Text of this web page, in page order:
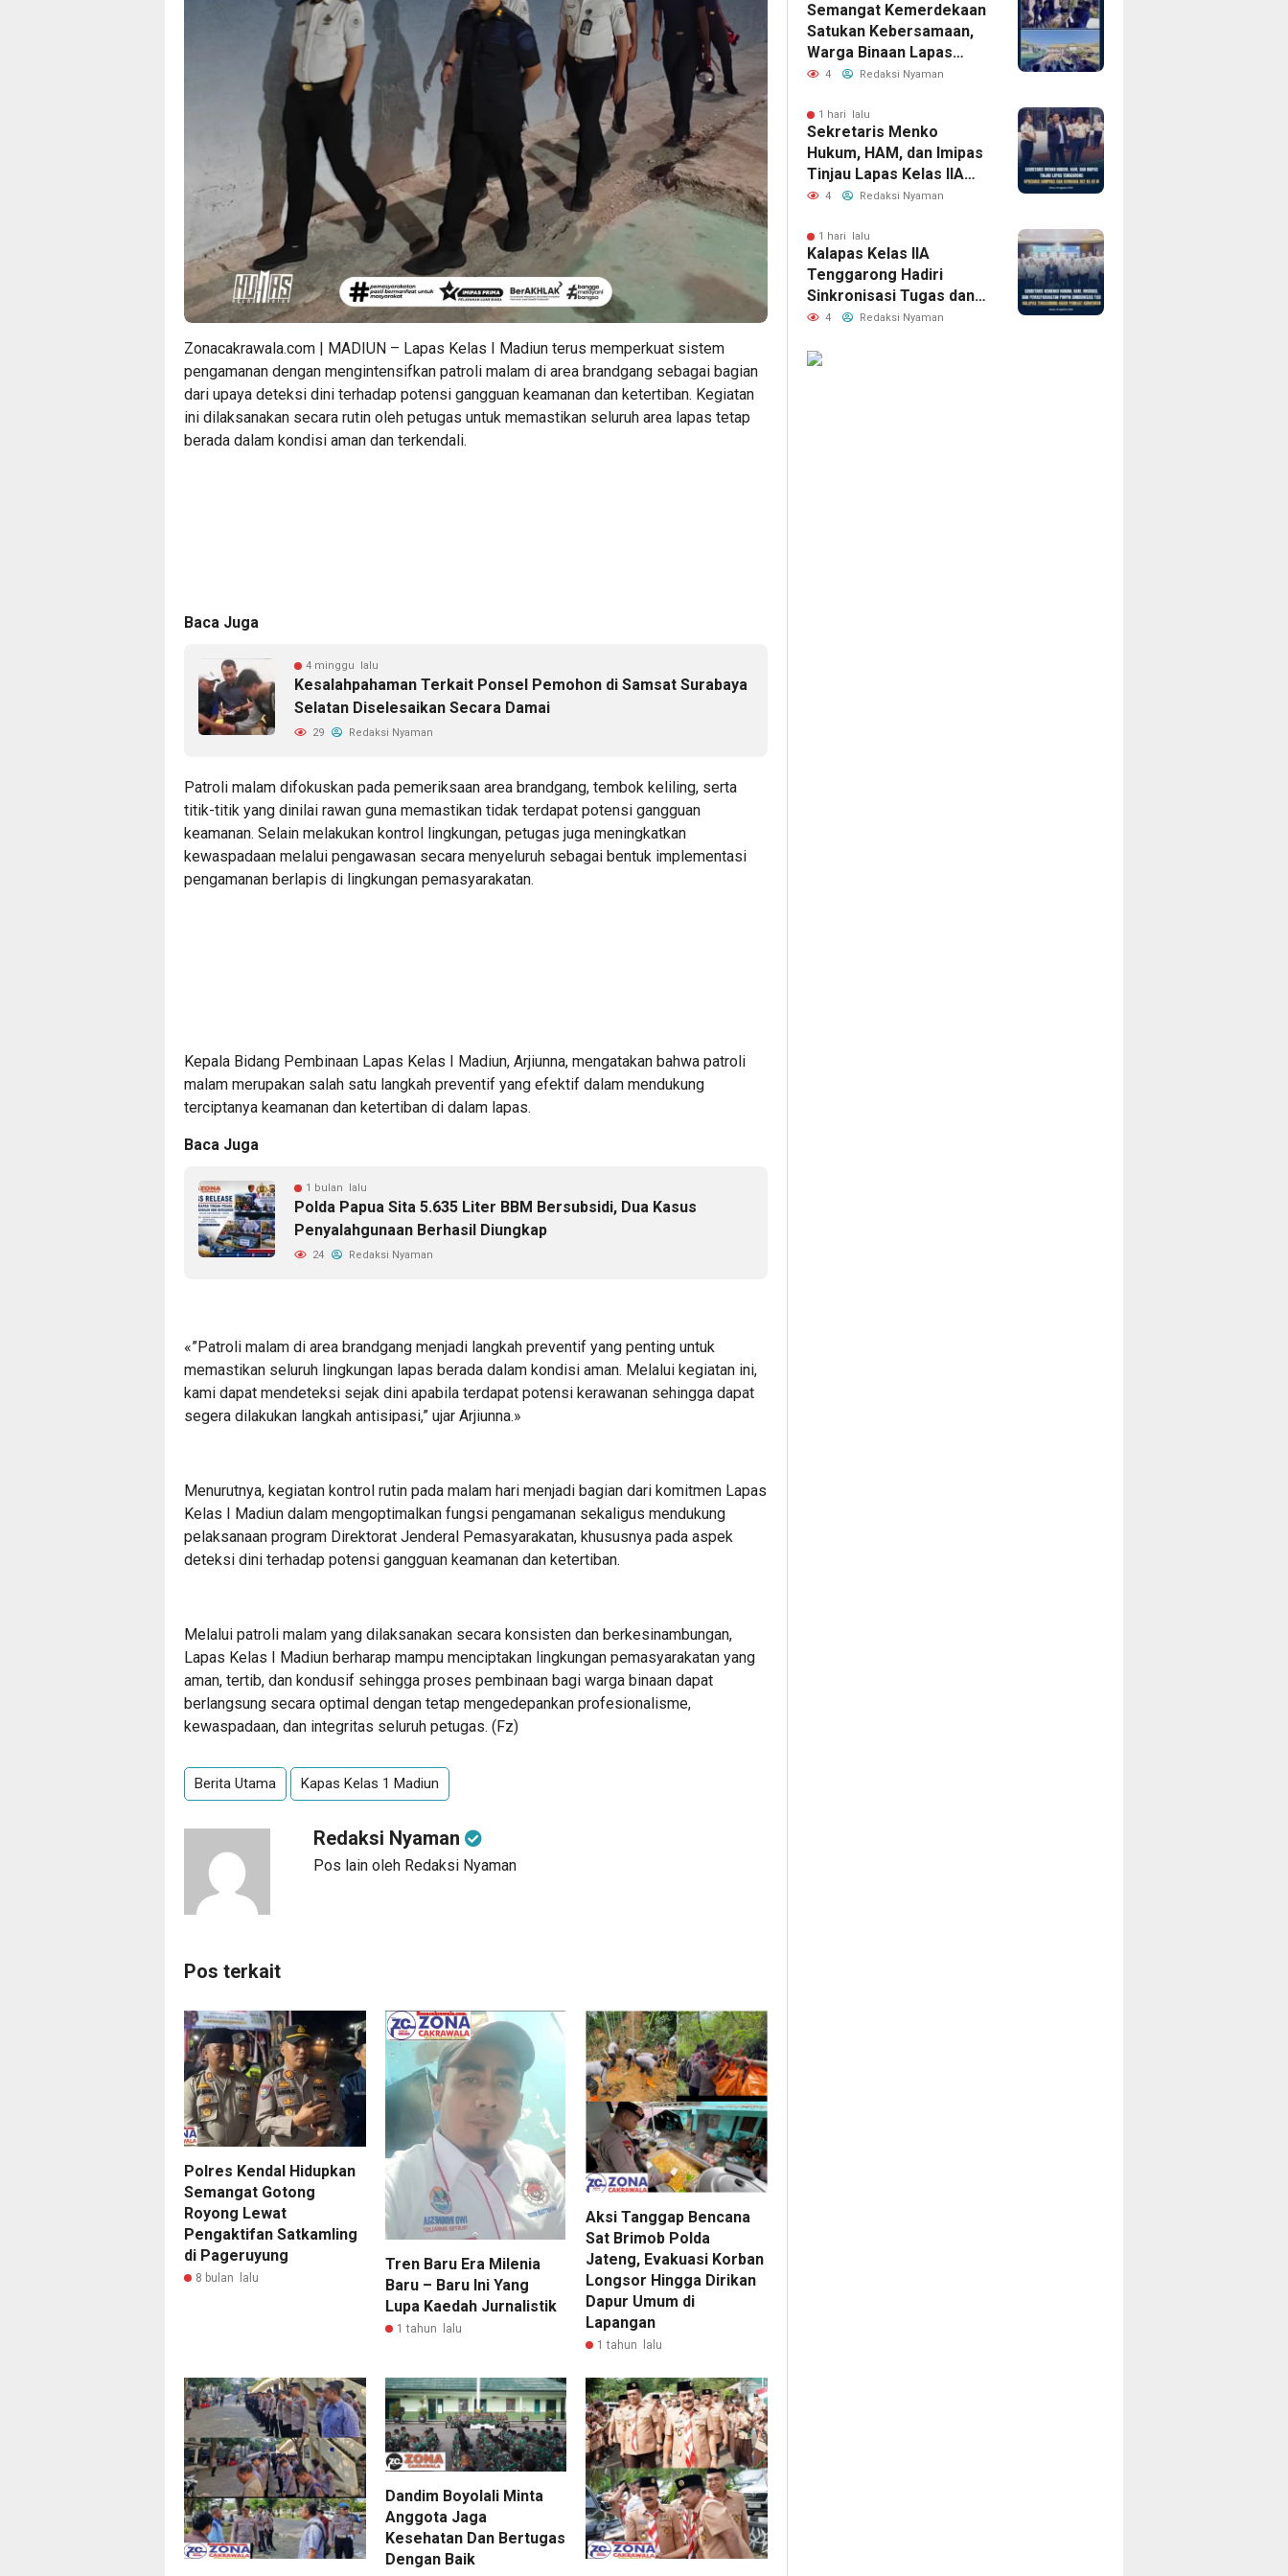
Zonacakrawala.com | MADIUN – Lapas Kelas I Madiun terus memperkuat sistem
pengamanan dengan mengintensifkan patroli malam di area brandgang sebagai bagian
dari upaya deteksi dini terhadap potensi gangguan keamanan dan ketertiban. Kegiatan
ini dilaksanakan secara rutin oleh petugas untuk memastikan seluruh area lapas tetap
berada dalam kondisi aman dan terkendali.
Baca Juga
4 minggu lalu
Kesalahpahaman Terkait Ponsel Pemohon di Samsat Surabaya
Selatan Diselesaikan Secara Damai
29 Redaksi Nyaman
Patroli malam difokuskan pada pemeriksaan area brandgang, tembok keliling, serta
titik-titik yang dinilai rawan guna memastikan tidak terdapat potensi gangguan
keamanan. Selain melakukan kontrol lingkungan, petugas juga meningkatkan
kewaspadaan melalui pengawasan secara menyeluruh sebagai bentuk implementasi
pengamanan berlapis di lingkungan pemasyarakatan.
Kepala Bidang Pembinaan Lapas Kelas I Madiun, Arjiunna, mengatakan bahwa patroli
malam merupakan salah satu langkah preventif yang efektif dalam mendukung
terciptanya keamanan dan ketertiban di dalam lapas.
Baca Juga
1 bulan lalu
Polda Papua Sita 5.635 Liter BBM Bersubsidi, Dua Kasus
Penyalahgunaan Berhasil Diungkap
24 Redaksi Nyaman
«”Patroli malam di area brandgang menjadi langkah preventif yang penting untuk
memastikan seluruh lingkungan lapas berada dalam kondisi aman. Melalui kegiatan ini,
kami dapat mendeteksi sejak dini apabila terdapat potensi kerawanan sehingga dapat
segera dilakukan langkah antisipasi,” ujar Arjiunna.»
Menurutnya, kegiatan kontrol rutin pada malam hari menjadi bagian dari komitmen Lapas
Kelas I Madiun dalam mengoptimalkan fungsi pengamanan sekaligus mendukung
pelaksanaan program Direktorat Jenderal Pemasyarakatan, khususnya pada aspek
deteksi dini terhadap potensi gangguan keamanan dan ketertiban.
Melalui patroli malam yang dilaksanakan secara konsisten dan berkesinambungan,
Lapas Kelas I Madiun berharap mampu menciptakan lingkungan pemasyarakatan yang
aman, tertib, dan kondusif sehingga proses pembinaan bagi warga binaan dapat
berlangsung secara optimal dengan tetap mengedepankan profesionalisme,
kewaspadaan, dan integritas seluruh petugas. (Fz)
Berita Utama Kapas Kelas 1 Madiun
Redaksi Nyaman
Pos lain oleh Redaksi Nyaman
Pos terkait
Polres Kendal Hidupkan
Semangat Gotong
Royong Lewat
Pengaktifan Satkamling
di Pageruyung
8 bulan lalu
Tren Baru Era Milenia
Baru – Baru Ini Yang
Lupa Kaedah Jurnalistik
1 tahun lalu
Aksi Tanggap Bencana
Sat Brimob Polda
Jateng, Evakuasi Korban
Longsor Hingga Dirikan
Dapur Umum di
Lapangan
1 tahun lalu
Dandim Boyolali Minta
Anggota Jaga
Kesehatan Dan Bertugas
Dengan Baik
Semangat Kemerdekaan
Satukan Kebersamaan,
Warga Binaan Lapas
Kelas IIA Tenggarong
Perlombaan HUT ke-81
RI
4 Redaksi Nyaman
1 hari lalu
Sekretaris Menko
Hukum, HAM, dan Imipas
Tinjau Lapas Kelas IIA
Tenggarong, Saksikan
Kemerdekaan RI
4 Redaksi Nyaman
1 hari lalu
Kalapas Kelas IIA
Tenggarong Hadiri
Sinkronisasi Tugas dan
Fungsi Kemenko
Sinergi Antarinstansi
4 Redaksi Nyaman